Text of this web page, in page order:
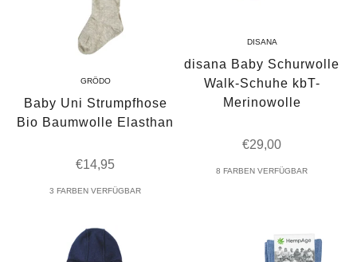
GRÖDO
Baby Uni Strumpfhose
Bio Baumwolle Elasthan
Angebot
€14,95
3 FARBEN VERFÜGBAR
DISANA
disana Baby Schurwolle
Walk-Schuhe kbT-
Merinowolle
Angebot
€29,00
8 FARBEN VERFÜGBAR